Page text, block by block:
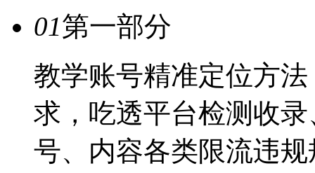
01第一部分
教学账号精准定位方
求，吃透平台检测收
号、内容各类限流违